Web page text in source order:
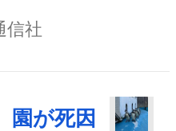
信社
園が死因